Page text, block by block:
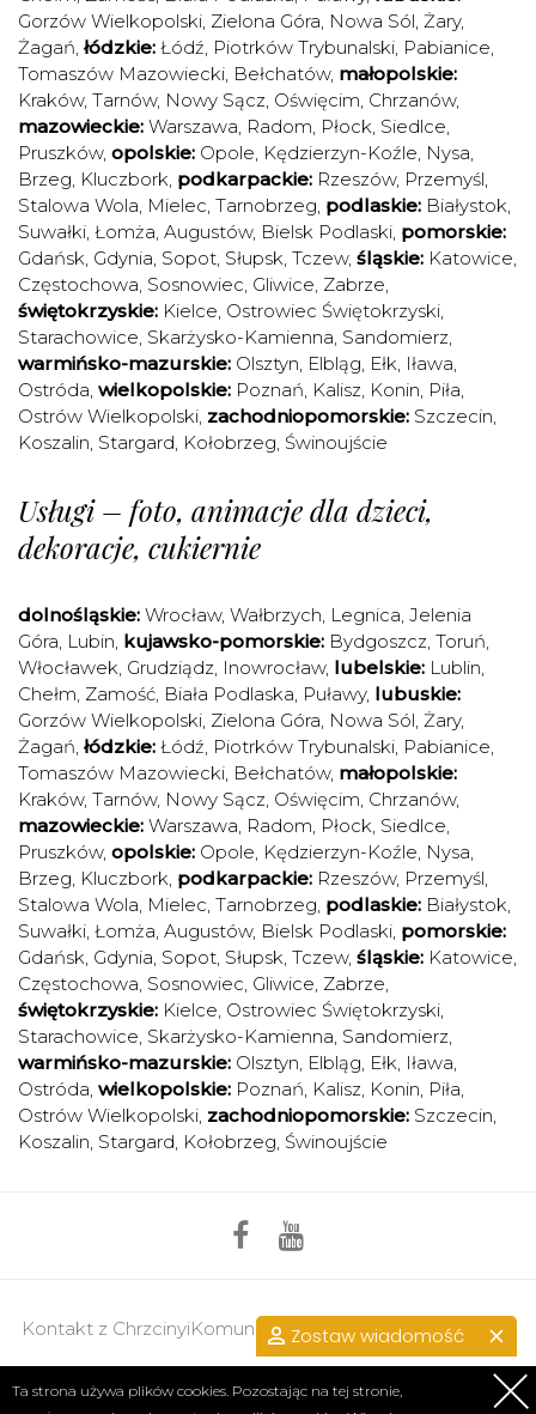
Zostaw wiadomość
Gorzów Wielkopolski, Zielona Góra, Nowa Sól, Żary,
Żagań, łódzkie: Łódź, Piotrków Trybunalski, Pabianice,
Tomaszów Mazowiecki, Bełchatów, małopolskie:
Kraków, Tarnów, Nowy Sącz, Oświęcim, Chrzanów,
mazowieckie: Warszawa, Radom, Płock, Siedlce,
Pruszków, opolskie: Opole, Kędzierzyn-Koźle, Nysa,
Brzeg, Kluczbork, podkarpackie: Rzeszów, Przemyśl,
Stalowa Wola, Mielec, Tarnobrzeg, podlaskie: Białystok,
Suwałki, Łomża, Augustów, Bielsk Podlaski, pomorskie:
Gdańsk, Gdynia, Sopot, Słupsk, Tczew, śląskie: Katowice,
Częstochowa, Sosnowiec, Gliwice, Zabrze,
świętokrzyskie: Kielce, Ostrowiec Świętokrzyski,
Starachowice, Skarżysko-Kamienna, Sandomierz,
warmińsko-mazurskie: Olsztyn, Elbląg, Ełk, Iława,
Ostróda, wielkopolskie: Poznań, Kalisz, Konin, Piła,
Ostrów Wielkopolski, zachodniopomorskie: Szczecin,
Koszalin, Stargard, Kołobrzeg, Świnoujście
Usługi – foto, animacje dla dzieci,
dekoracje, cukiernie
dolnośląskie: Wrocław, Wałbrzych, Legnica, Jelenia
Góra, Lubin, kujawsko-pomorskie: Bydgoszcz, Toruń,
Włocławek, Grudziądz, Inowrocław, lubelskie: Lublin,
Chełm, Zamość, Biała Podlaska, Puławy, lubuskie:
Gorzów Wielkopolski, Zielona Góra, Nowa Sól, Żary,
Żagań, łódzkie: Łódź, Piotrków Trybunalski, Pabianice,
Tomaszów Mazowiecki, Bełchatów, małopolskie:
Kraków, Tarnów, Nowy Sącz, Oświęcim, Chrzanów,
mazowieckie: Warszawa, Radom, Płock, Siedlce,
Pruszków, opolskie: Opole, Kędzierzyn-Koźle, Nysa,
Brzeg, Kluczbork, podkarpackie: Rzeszów, Przemyśl,
Stalowa Wola, Mielec, Tarnobrzeg, podlaskie: Białystok,
Suwałki, Łomża, Augustów, Bielsk Podlaski, pomorskie:
Gdańsk, Gdynia, Sopot, Słupsk, Tczew, śląskie: Katowice,
Częstochowa, Sosnowiec, Gliwice, Zabrze,
świętokrzyskie: Kielce, Ostrowiec Świętokrzyski,
Starachowice, Skarżysko-Kamienna, Sandomierz,
warmińsko-mazurskie: Olsztyn, Elbląg, Ełk, Iława,
Ostróda, wielkopolskie: Poznań, Kalisz, Konin, Piła,
Ostrów Wielkopolski, zachodniopomorskie: Szczecin,
Koszalin, Stargard, Kołobrzeg, Świnoujście
Kontakt z ChrzcinyiKomunie.pl >>przejdź do kontaktu.
Regulamin Polityka prywatności
Ta strona używa plików cookies. Pozostając na tej stronie,